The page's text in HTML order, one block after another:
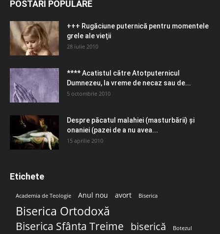
POSTĂRI POPULARE
+++ Rugăciune puternică pentru momentele
grele ale vieţii
28 iulie 2010
**** Acatistul către Atotputernicul
Dumnezeu, la vreme de necaz sau de...
5 octombrie 2010
Despre păcatul malahiei (masturbării) şi
onaniei (pazei de a nu avea...
15 aprilie 2010
Etichete
Academia de Teologie Anul nou avort Biserica
Biserica Ortodoxă
Biserica Sfânta Treime biserică Botezul